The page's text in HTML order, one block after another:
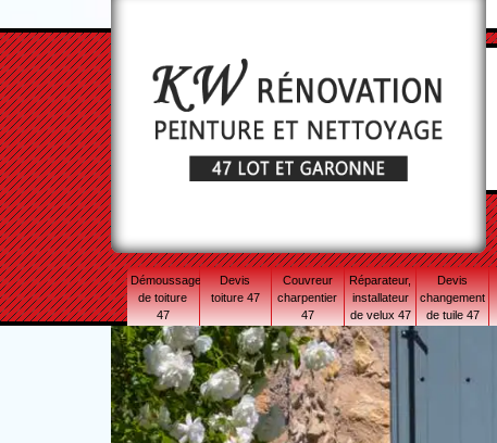
Démoussage
de toiture
47
Devis
toiture 47
Couvreur
charpentier
47
Réparateur,
installateur
de velux 47
Devis
changement
de tuile 47